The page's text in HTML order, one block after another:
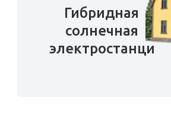
Гибридная
солнечная
электростанция